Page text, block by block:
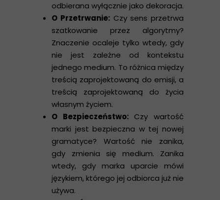
odbierana wyłącznie jako dekoracja.
O Przetrwanie:Czy sens przetrwa
szatkowanie przez algorytmy?
Znaczenie ocaleje tylko wtedy, gdy
nie jest zależne od kontekstu
jednego medium. To różnica między
treścią zaprojektowaną do emisji, a
treścią zaprojektowaną do życia
własnym życiem.
O Bezpieczeństwo:Czy wartość
marki jest bezpieczna w tej nowej
gramatyce? Wartość nie zanika,
gdy zmienia się medium. Zanika
wtedy, gdy marka uparcie mówi
językiem, którego jej odbiorca już nie
używa.